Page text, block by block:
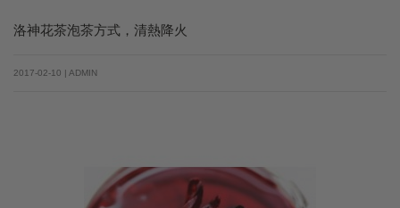
洛神花茶泡茶方式，清熱降火
2017-02-10 | ADMIN